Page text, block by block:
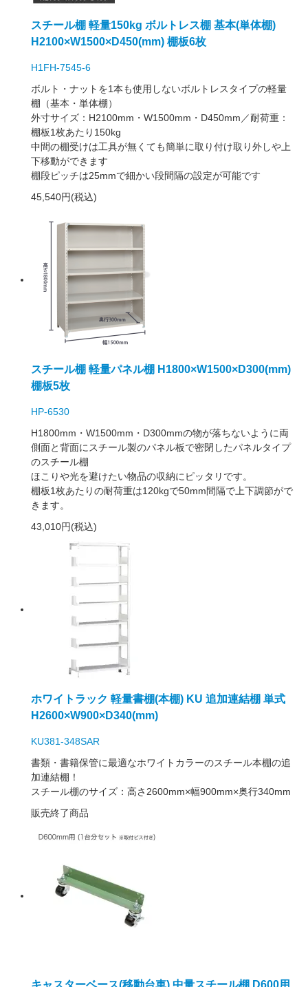
スチール棚 軽量150kg ボルトレス棚 基本(単体棚)
H2100×W1500×D450(mm) 棚板6枚
H1FH-7545-6
ボルト・ナットを1本も使用しないボルトレスタイプの軽量
棚（基本・単体棚）
外寸サイズ：H2100mm・W1500mm・D450mm／耐荷重：
棚板1枚あたり150kg
中間の棚受けは工具が無くても簡単に取り付け取り外しや上
下移動ができます
棚段ピッチは25mmで細かい段間隔の設定が可能です
45,540円(税込)
スチール棚 軽量パネル棚 H1800×W1500×D300(mm)
棚板5枚
HP-6530
H1800mm・W1500mm・D300mmの物が落ちないように両
側面と背面にスチール製のパネル板で密閉したパネルタイプ
のスチール棚
ほこりや光を避けたい物品の収納にピッタリです。
棚板1枚あたりの耐荷重は120kgで50mm間隔で上下調節がで
きます。
43,010円(税込)
ホワイトラック 軽量書棚(本棚) KU 追加連結棚 単式
H2600×W900×D340(mm)
KU381-348SAR
書類・書籍保管に最適なホワイトカラーのスチール本棚の追
加連結棚！
スチール棚のサイズ：高さ2600mm×幅900mm×奥行340mm
販売終了商品
キャスターベース(移動台車) 中量スチール棚 D600用